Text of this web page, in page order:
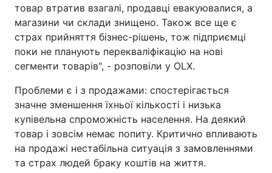
товар втратив взагалі, продавці евакуювалися, а
магазини чи склади знищено. Також все ще є
страх прийняття бізнес-рішень, тож підприємці
поки не планують перекваліфікацію на нові
сегменти товарів", - розповіли у OLX.
Проблеми є і з продажами: спостерігається
значне зменшення їхньої кількості і низька
купівельна спроможність населення. На деякий
товар і зовсім немає попиту. Критично впливають
на продажі нестабільна ситуація з замовленнями
та страх людей браку коштів на життя.